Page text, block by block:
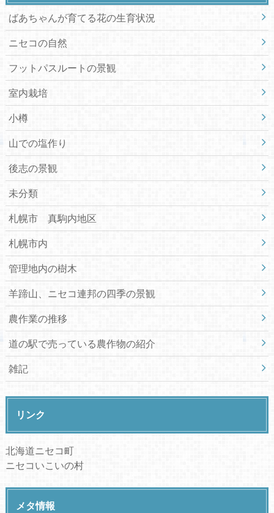
ばあちゃんが育てる花の生育状況
ニセコの自然
フットパスルートの景観
室内栽培
小樽
山での塩作り
後志の景観
未分類
札幌市 真駒内地区
札幌市内
管理地内の樹木
羊蹄山、ニセコ連邦の四季の景観
農作業の推移
道の駅で売っている農作物の紹介
雑記
リンク
北海道ニセコ町
ニセコいこいの村
メタ情報